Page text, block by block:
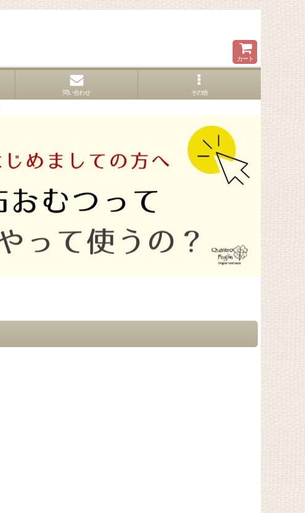
カート
問い合わせ その他